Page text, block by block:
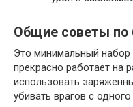
Общие советы по
Это минимальный набор
прекрасно работает на
использовать
убивать врагов с